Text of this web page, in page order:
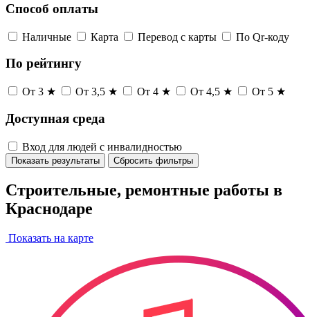
Способ оплаты
Наличные Карта Перевод с карты По Qr-коду
По рейтингу
От 3 ★ От 3,5 ★ От 4 ★ От 4,5 ★ От 5 ★
Доступная среда
Вход для людей с инвалидностью
Показать результаты Сбросить фильтры
Строительные, ремонтные работы в
Краснодаре
Показать на карте